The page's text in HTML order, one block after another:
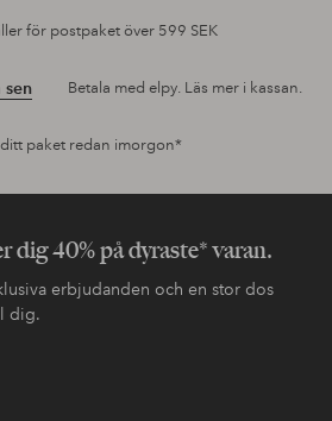
för postpaket över 599 SEK
sen Betala med elpy. Läs mer i kassan.
ditt paket redan imorgon*
dig 40% på dyraste* varan.
erbjudanden och en stor dos
dig.